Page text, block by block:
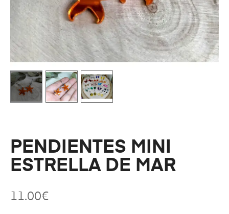
PENDIENTES MINI
ESTRELLA DE MAR
11.00€